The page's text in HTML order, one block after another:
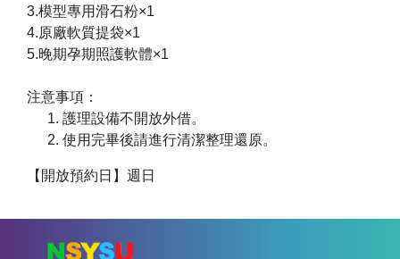
3.模型專用滑石粉×1
4.原廠軟質提袋×1
5.晚期孕期照護軟體×1
注意事項：
護理設備不開放外借。
使用完畢後請進行清潔整理還原。
【開放預約日】週日